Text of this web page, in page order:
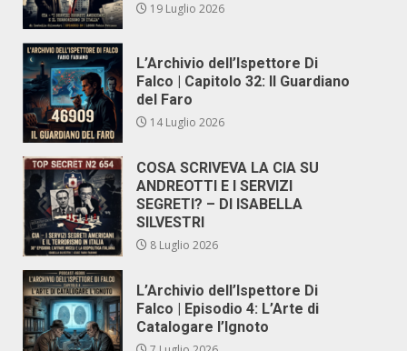
19 Luglio 2026
L’Archivio dell’Ispettore Di
Falco | Capitolo 32: Il Guardiano
del Faro
14 Luglio 2026
COSA SCRIVEVA LA CIA SU
ANDREOTTI E I SERVIZI
SEGRETI? – DI ISABELLA
SILVESTRI
8 Luglio 2026
L’Archivio dell’Ispettore Di
Falco | Episodio 4: L’Arte di
Catalogare l’Ignoto